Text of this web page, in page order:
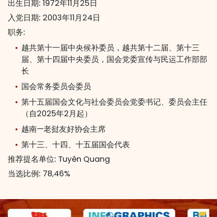
出生日期: 1972年11月25日
入党日期: 2003年11月24日
职务:
越共第十一届中央候补委员，越共第十二届、第十三
届、第十四届中央委员，国会党委宣传与民运工作部部
长
国会常务委员会委员
第十五届国会文化与社会委员会党委书记、委员会主任
（自2025年2月起）
越南—老挝友好协会主席
第十三、十四、十五届国会代表
推荐提名单位: Tuyên Quang
当选比例: 78,46%